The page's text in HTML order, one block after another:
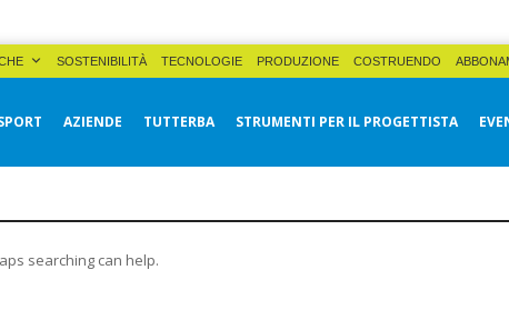
SOSTENIBILITÀ TECNOLOGIE PRODUZIONE COSTRUENDO
AZIENDE TUTTERBA STRUMENTI PER IL PROGETTISTA
searching can help.